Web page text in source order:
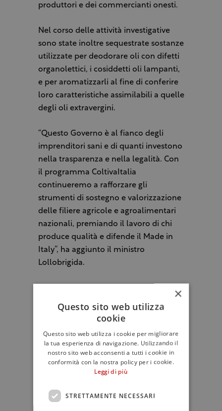
produttori e dei commercianti onesti.
Nel corso delle attività investigative
sono state inoltre sequestrate sostanze
utilizzate per deodorare oli con difetti
organolettici, i cosiddetti oli lampanti,
e per aromatizzarli al fine di conferire
loro caratteristiche assimilabili a quelle
degli oli extravergini.
“Questo Governo è al fianco degli
imprenditori sani e di quanti investono
nella trasparenza e nella legalità. Con
il programma ColtivaItalia
continueremo a rafforzare gli
strumenti di sostegno e valorizzazione
delle filiere agricole e agroalimentari
nazionali, premiando il lavoro di chi
produce qualità e difende il Made in
Italy”, ha aggiunto il ministro
Lollobrigida.
oleario del Salento, di circa 90mila
vergine di oliva di origine nazionale, Ue
ed extra Ue. Le analisi effettuate dal
laboratorio Icqrf di Catania hanno
profilo organolettico sia per quanto
riguarda i parametri di purezza previsti
×
Questo sito web utilizza
cookie
Questo sito web utilizza i cookie per migliorare
la tua esperienza di navigazione. Utilizzando il
nostro sito web acconsenti a tutti i cookie in
conformità con la nostra policy per i cookie.
Leggi di più
STRETTAMENTE NECESSARI